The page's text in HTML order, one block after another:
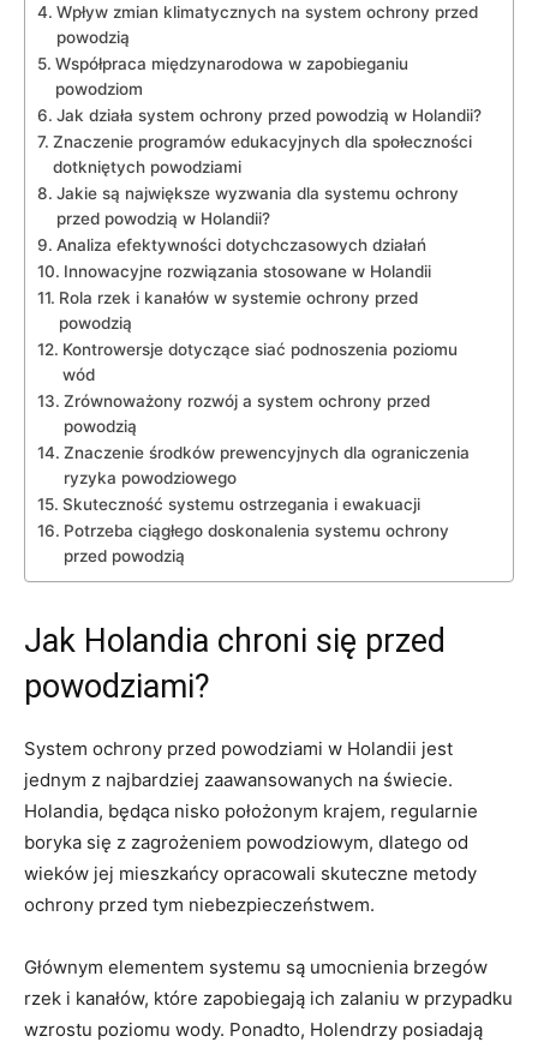
Wpływ‍ zmian klimatycznych na system ochrony przed
powodzią
Współpraca międzynarodowa w zapobieganiu
powodziom
Jak działa‌ system⁢ ochrony ‌przed‌ powodzią w Holandii?
Znaczenie ⁢programów edukacyjnych dla ‌społeczności
dotkniętych ⁣powodziami
Jakie są największe wyzwania⁤ dla systemu ochrony
przed powodzią w Holandii?
Analiza efektywności ‌dotychczasowych działań
Innowacyjne rozwiązania ​stosowane‌ w Holandii
Rola rzek i kanałów w systemie ochrony przed
‍powodzią
Kontrowersje ​dotyczące siać podnoszenia poziomu
wód
Zrównoważony rozwój a system ochrony przed
powodzią
Znaczenie⁢ środków⁣ prewencyjnych dla ograniczenia
ryzyka powodziowego
Skuteczność systemu⁤ ostrzegania i ewakuacji
Potrzeba ciągłego ​doskonalenia systemu ​ochrony
przed powodzią
Jak Holandia chroni się przed‌
powodziami?
System ochrony ​przed powodziami w ​Holandii jest
jednym z‍ najbardziej zaawansowanych na świecie.
Holandia, będąca⁣ nisko położonym krajem, regularnie
boryka się z‌ zagrożeniem ⁢powodziowym, ⁣dlatego ⁣od
wieków jej mieszkańcy opracowali skuteczne metody
ochrony przed tym niebezpieczeństwem.
Głównym elementem ‍systemu⁣ są umocnienia brzegów‍
rzek i kanałów, które⁤ zapobiegają⁣ ich zalaniu w ​przypadku
wzrostu poziomu wody. Ponadto, ⁤Holendrzy ​posiadają